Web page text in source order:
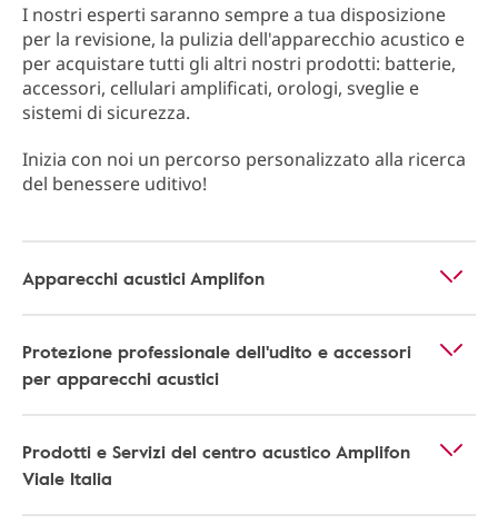
I nostri esperti saranno sempre a tua disposizione
per la revisione, la pulizia dell'apparecchio acustico e
per acquistare tutti gli altri nostri prodotti: batterie,
accessori, cellulari amplificati, orologi, sveglie e
sistemi di sicurezza.
Inizia con noi un percorso personalizzato alla ricerca
del benessere uditivo!
Apparecchi acustici Amplifon
Protezione professionale dell'udito e accessori
per apparecchi acustici
Prodotti e Servizi del centro acustico Amplifon
Viale Italia